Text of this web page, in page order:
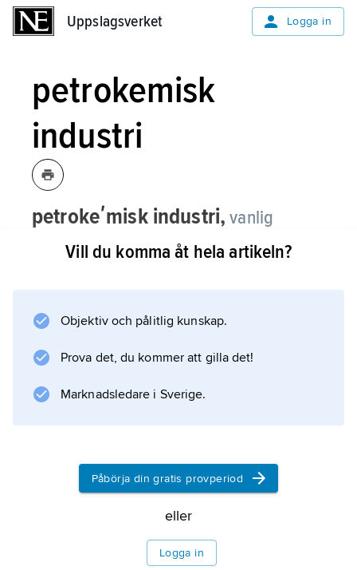
Uppslagsverket Logga in
petrokemisk
industri
petrokeʹmisk industri, vanlig
benämning på den tunga kemiska
processindustri som tillverkar
olja och naturgas som utgångsmaterial
(jämför
petrokemi ).
Den första petrokemiska produkten,
isopropylalkohol, framställdes 1920 vid
togs i bruk av Esso Chemical AB i
Stenungsund. Se vidare
Vill du komma åt hela artikeln?
Objektiv och pålitlig kunskap.
Prova det, du kommer att gilla det!
Marknadsledare i Sverige.
Påbörja din gratis provperiod
eller
Logga in